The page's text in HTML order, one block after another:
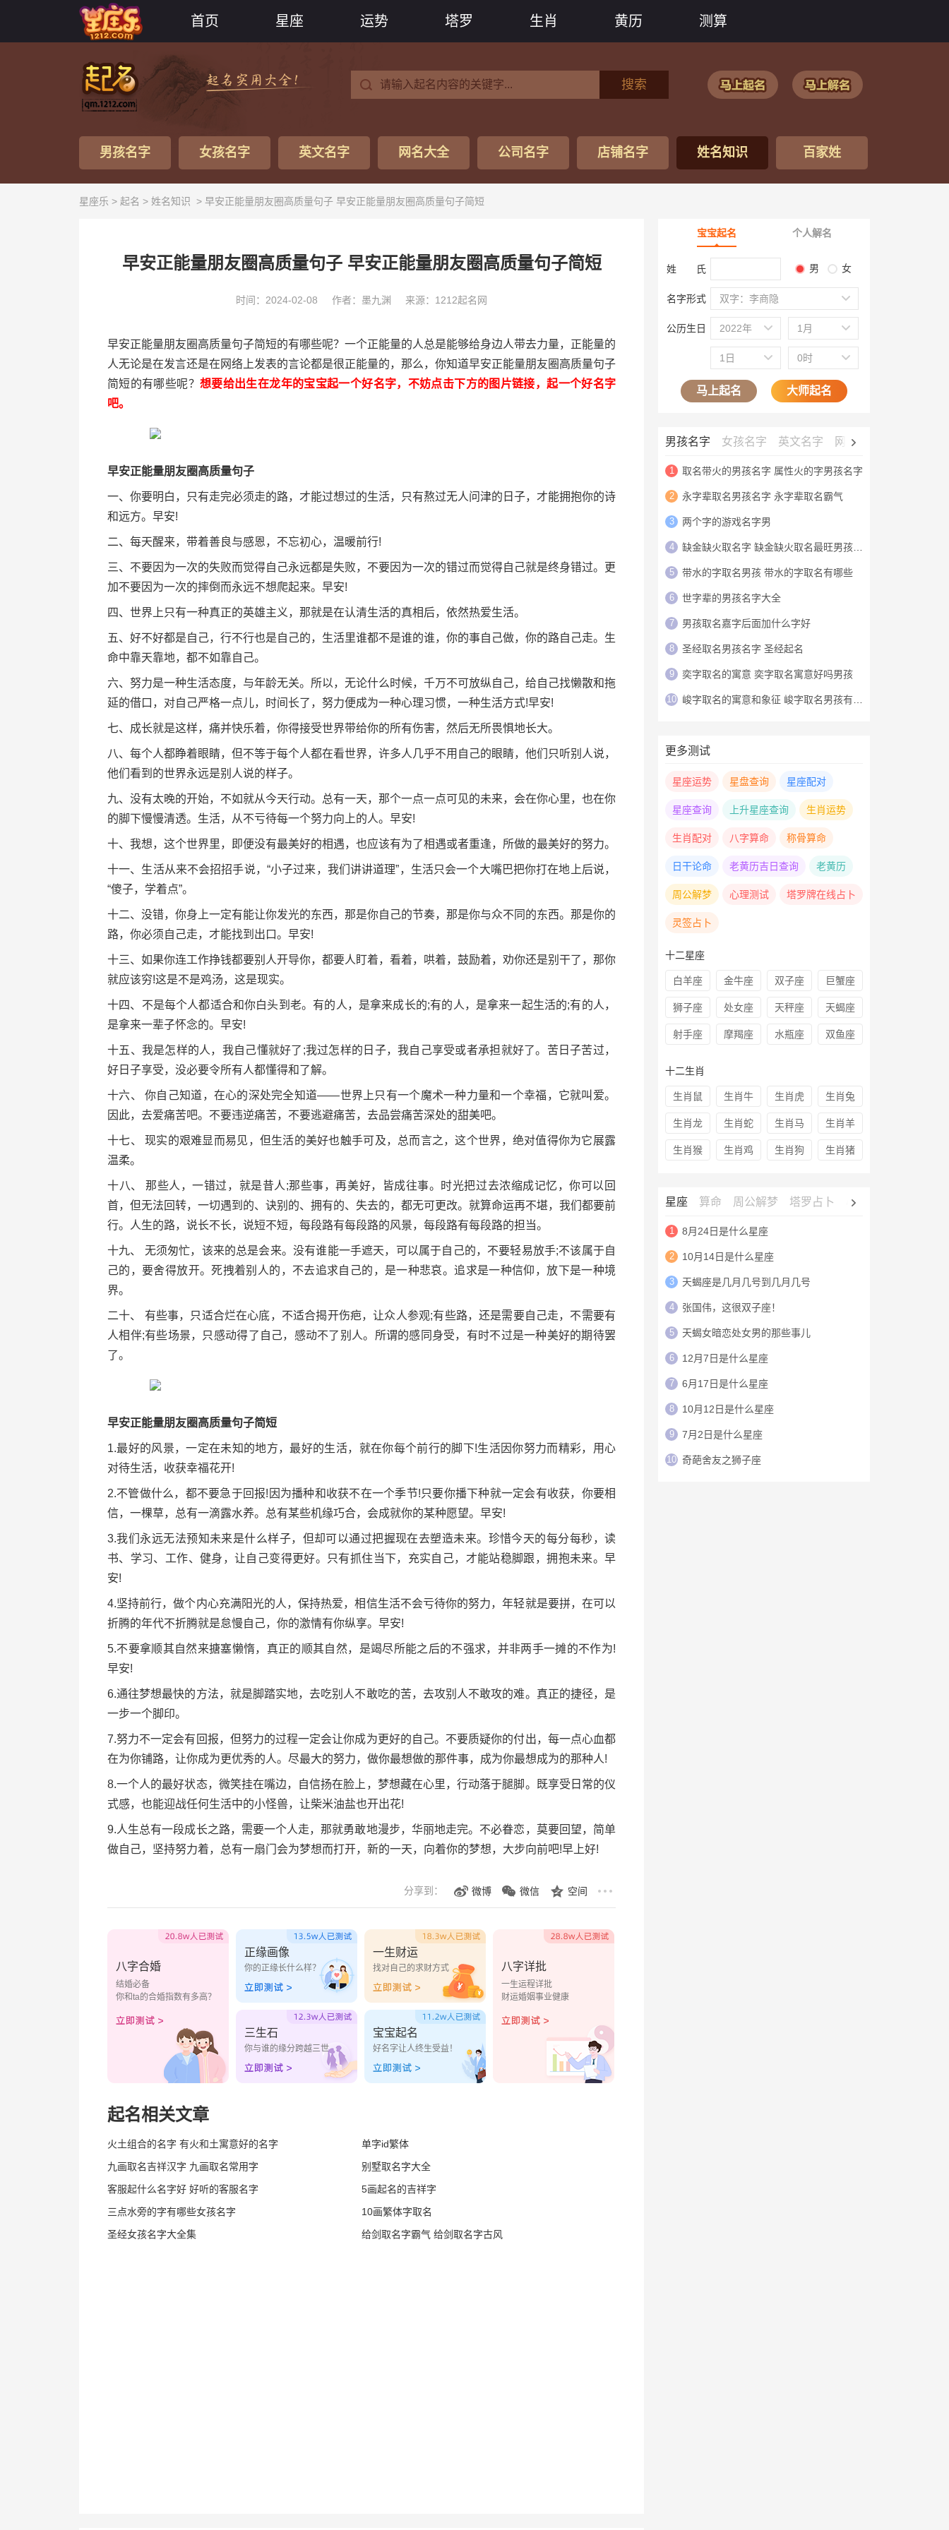
首页 星座 运势 塔罗 生肖 黄历 测算
搜索
男孩名字 女孩名字 英文名字 网名大全 公司名字 店铺名字 姓名知识 百家姓
星座乐 > 起名 > 姓名知识 > 早安正能量朋友圈高质量句子 早安正能量朋友圈高质量句子简短
早安正能量朋友圈高质量句子 早安正能量朋友圈高质量句子简短
时间：2024-02-08 作者：墨九渊 来源：1212起名网
早安正能量朋友圈高质量句子简短的有哪些呢？一个正能量的人总是能够给身边人带去力量，正能量的
人无论是在发言还是在网络上发表的言论都是很正能量的，那么，你知道早安正能量朋友圈高质量句子
简短的有哪些呢？ 想要给出生在龙年的宝宝起一个好名字，不妨点击下方的图片链接，起一个好名字
吧。
早安正能量朋友圈高质量句子
一、你要明白，只有走完必须走的路，才能过想过的生活，只有熬过无人问津的日子，才能拥抱你的诗
和远方。早安!
二、每天醒来，带着善良与感恩，不忘初心，温暖前行!
三、不要因为一次的失败而觉得自己永远都是失败，不要因为一次的错过而觉得自己就是终身错过。更
加不要因为一次的摔倒而永远不想爬起来。早安!
四、世界上只有一种真正的英雄主义，那就是在认清生活的真相后，依然热爱生活。
五、好不好都是自己，行不行也是自己的，生活里谁都不是谁的谁，你的事自己做，你的路自己走。生
命中靠天靠地，都不如靠自己。
六、努力是一种生活态度，与年龄无关。所以，无论什么时候，千万不可放纵自己，给自己找懒散和拖
延的借口，对自己严格一点儿，时间长了，努力便成为一种心理习惯，一种生活方式!早安!
七、成长就是这样，痛并快乐着，你得接受世界带给你的所有伤害，然后无所畏惧地长大。
八、每个人都睁着眼睛，但不等于每个人都在看世界，许多人几乎不用自己的眼睛，他们只听别人说，
他们看到的世界永远是别人说的样子。
九、没有太晚的开始，不如就从今天行动。总有一天，那个一点一点可见的未来，会在你心里，也在你
的脚下慢慢清透。生活，从不亏待每一个努力向上的人。早安!
十、我想，这个世界里，即便没有最美好的相遇，也应该有为了相遇或者重逢，所做的最美好的努力。
十一、生活从来不会招招手说，“小子过来，我们讲讲道理”，生活只会一个大嘴巴把你打在地上后说，
“傻子，学着点”。
十二、没错，你身上一定有能让你发光的东西，那是你自己的节奏，那是你与众不同的东西。那是你的
路，你必须自己走，才能找到出口。早安!
十三、如果你连工作挣钱都要别人开导你，都要人盯着，看着，哄着，鼓励着，劝你还是别干了，那你
就应该穷!这是不是鸡汤，这是现实。
十四、不是每个人都适合和你白头到老。有的人，是拿来成长的;有的人，是拿来一起生活的;有的人，
是拿来一辈子怀念的。早安!
十五、我是怎样的人，我自己懂就好了;我过怎样的日子，我自己享受或者承担就好了。苦日子苦过，
好日子享受，没必要令所有人都懂得和了解。
十六、 你自己知道，在心的深处完全知道——世界上只有一个魔术一种力量和一个幸福，它就叫爱。
因此，去爱痛苦吧。不要违逆痛苦，不要逃避痛苦，去品尝痛苦深处的甜美吧。
十七、 现实的艰难显而易见，但生活的美好也触手可及，总而言之，这个世界，绝对值得你为它展露
温柔。
十八、 那些人，一错过，就是昔人;那些事，再美好，皆成往事。时光把过去浓缩成记忆，你可以回
首，但无法回转，一切遇到的、诀别的、拥有的、失去的，都无可更改。就算命运再不堪，我们都要前
行。人生的路，说长不长，说短不短，每段路有每段路的风景，每段路有每段路的担当。
十九、 无须匆忙，该来的总是会来。没有谁能一手遮天，可以属于自己的，不要轻易放手;不该属于自
己的，要舍得放开。死拽着别人的，不去追求自己的，是一种悲哀。追求是一种信仰，放下是一种境
界。
二十、 有些事，只适合烂在心底，不适合揭开伤疤，让众人参观;有些路，还是需要自己走，不需要有
人相伴;有些场景，只感动得了自己，感动不了别人。所谓的感同身受，有时不过是一种美好的期待罢
了。
早安正能量朋友圈高质量句子简短
1.最好的风景，一定在未知的地方，最好的生活，就在你每个前行的脚下!生活因你努力而精彩，用心
对待生活，收获幸福花开!
2.不管做什么，都不要急于回报!因为播种和收获不在一个季节!只要你播下种就一定会有收获，你要相
信，一棵草，总有一滴露水养。总有某些机缘巧合，会成就你的某种愿望。早安!
3.我们永远无法预知未来是什么样子，但却可以通过把握现在去塑造未来。珍惜今天的每分每秒，读
书、学习、工作、健身，让自己变得更好。只有抓住当下，充实自己，才能站稳脚跟，拥抱未来。早
安!
4.坚持前行，做个内心充满阳光的人，保持热爱，相信生活不会亏待你的努力，年轻就是要拼，在可以
折腾的年代不折腾就是怠慢自己，你的激情有你纵享。早安!
5.不要拿顺其自然来搪塞懒惰，真正的顺其自然，是竭尽所能之后的不强求，并非两手一摊的不作为!
早安!
6.通往梦想最快的方法，就是脚踏实地，去吃别人不敢吃的苦，去攻别人不敢攻的难。真正的捷径，是
一步一个脚印。
7.努力不一定会有回报，但努力的过程一定会让你成为更好的自己。不要质疑你的付出，每一点心血都
在为你铺路，让你成为更优秀的人。尽最大的努力，做你最想做的那件事，成为你最想成为的那种人!
8.一个人的最好状态，微笑挂在嘴边，自信扬在脸上，梦想藏在心里，行动落于腿脚。既享受日常的仪
式感，也能迎战任何生活中的小怪兽，让柴米油盐也开出花!
9.人生总有一段成长之路，需要一个人走，那就勇敢地漫步，华丽地走完。不必眷恋，莫要回望，简单
做自己，坚持努力着，总有一扇门会为梦想而打开，新的一天，向着你的梦想，大步向前吧!早上好!
分享到： 微博 微信 空间
八字合婚
结婚必备
你和ta的合婚指数有多高？
正缘画像
你的正缘长什么样？
一生财运
找对自己的求财方式
三生石
你与谁的缘分跨越三世
宝宝起名
好名字让人终生受益！
八字详批
一生运程详批
财运婚姻事业健康
起名相关文章
火土组合的名字 有火和土寓意好的名字
单字id繁体
九画取名吉祥汉字 九画取名常用字
别墅取名字大全
客服起什么名字好 好听的客服名字
5画起名的吉祥字
三点水旁的字有哪些女孩名字
10画繁体字取名
圣经女孩名字大全集
给剑取名字霸气 给剑取名字古风
宝宝起名 个人解名
姓 氏 男 女
名字形式 双字：李商隐
公历生日 2022年 1月
1日 0时
马上起名 大师起名
男孩名字 女孩名字 英文名字 网名大全
1 取名带火的男孩名字 属性火的字男孩名字
2 永字辈取名男孩名字 永字辈取名霸气
3 两个字的游戏名字男
4 缺金缺火取名字 缺金缺火取名最旺男孩名字
5 带水的字取名男孩 带水的字取名有哪些
6 世字辈的男孩名字大全
7 男孩取名嘉字后面加什么字好
8 圣经取名男孩名字 圣经起名
9 奕字取名的寓意 奕字取名寓意好吗男孩
10 峻字取名的寓意和象征 峻字取名男孩有寓意
更多测试
星座运势 星盘查询 星座配对
星座查询 上升星座查询 生肖运势
生肖配对 八字算命 称骨算命
日干论命 老黄历吉日查询 老黄历
周公解梦 心理测试 塔罗牌在线占卜
灵签占卜
十二星座
白羊座 金牛座 双子座 巨蟹座
狮子座 处女座 天秤座 天蝎座
射手座 摩羯座 水瓶座 双鱼座
十二生肖
生肖鼠 生肖牛 生肖虎 生肖兔
生肖龙 生肖蛇 生肖马 生肖羊
生肖猴 生肖鸡 生肖狗 生肖猪
星座 算命 周公解梦 塔罗占卜 心理测试
1 8月24日是什么星座
2 10月14日是什么星座
3 天蝎座是几月几号到几月几号
4 张国伟，这很双子座！
5 天蝎女暗恋处女男的那些事儿
6 12月7日是什么星座
7 6月17日是什么星座
8 10月12日是什么星座
9 7月2日是什么星座
10 奇葩舍友之狮子座